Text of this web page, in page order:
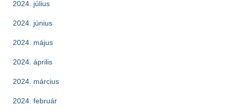
2024. július
2024. június
2024. május
2024. április
2024. március
2024. február